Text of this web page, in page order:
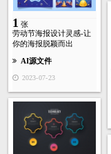
1 张
劳动节海报设计灵感-让
你的海报脱颖而出
AI源文件
2023-07-23